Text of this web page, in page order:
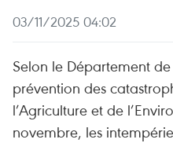
03/11/2025 04:02
Selon le Département
prévention des
l’Agriculture et de
novembre, les